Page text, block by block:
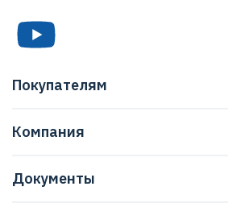
Бренды
Способы оплаты
Покупателям
Журнал
Компания
Документы